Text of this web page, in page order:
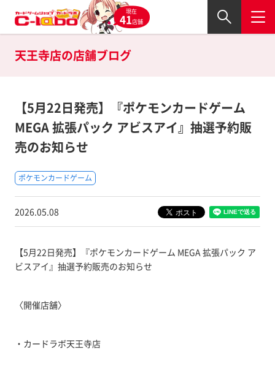
現在
41店舗
天王寺店の店舗ブログ
【5月22日発売】『ポケモンカードゲーム
MEGA 拡張パック アビスアイ』抽選予約販
売のお知らせ
ポケモンカードゲーム
2026.05.08
【5月22日発売】『ポケモンカードゲーム MEGA 拡張パック ア
ビスアイ』抽選予約販売のお知らせ
〈開催店舗〉
・カードラボ天王寺店